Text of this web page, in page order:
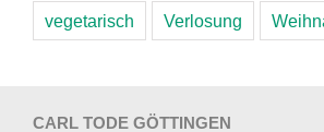
vegetarisch Verlosung
CARL TODE GÖTTINGEN